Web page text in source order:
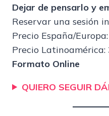
Dejar de pensarlo y
Reservar una sesión
Precio España/
Precio Latinoamérica:
Formato Online
QUIERO SEGUIR